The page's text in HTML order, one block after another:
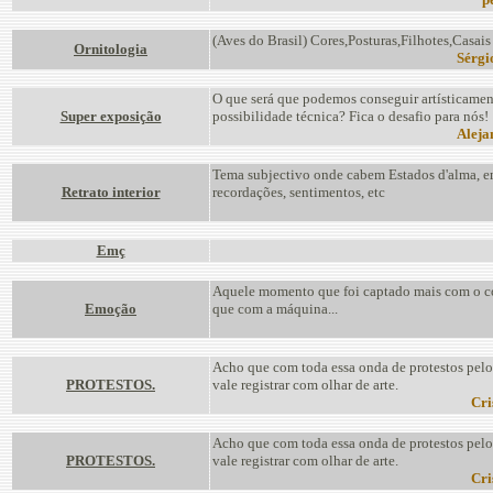
Ornitologia
(Aves do Brasil) Cores,Posturas,Filhotes,Casais
Super exposição
O que será que podemos conseguir
possibilidade técnica? Fica o desafio para nós!
Retrato interior
Tema subjectivo onde cabem Estados d'alma,
recordações, sentimentos, etc
Emç
Emoção
Aquele momento que foi captado mais com o
que com a máquina...
PROTESTOS.
Acho que com toda essa onda de protestos
vale registrar com olhar de arte.
PROTESTOS.
Acho que com toda essa onda de protestos
vale registrar com olhar de arte.